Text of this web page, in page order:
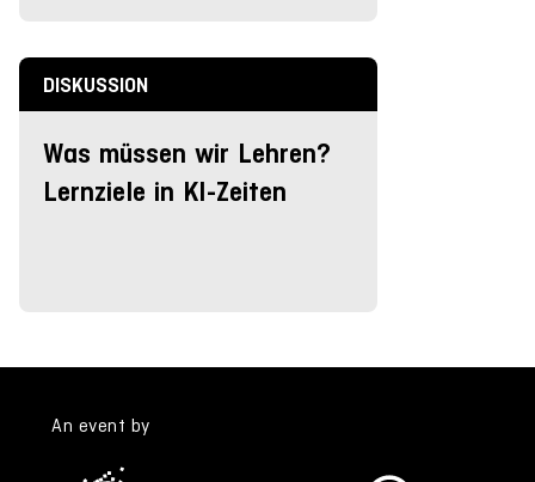
DISKUSSION
Was müssen wir Lehren?
Lernziele in KI-Zeiten
An event by